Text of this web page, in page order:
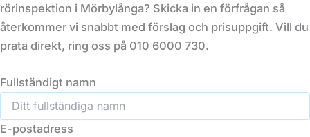
rörinspektion i Mörbylånga? Skicka in en förfrågan så
återkommer vi snabbt med förslag och prisuppgift. Vill du
prata direkt, ring oss på 010 6000 730.
Fullständigt namn
E-postadress